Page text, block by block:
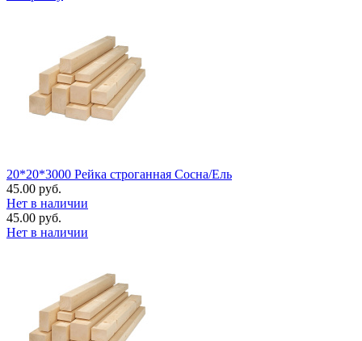
20*20*3000 Рейка строганная Сосна/Ель
45.00 руб.
Нет в наличии
45.00 руб.
Нет в наличии